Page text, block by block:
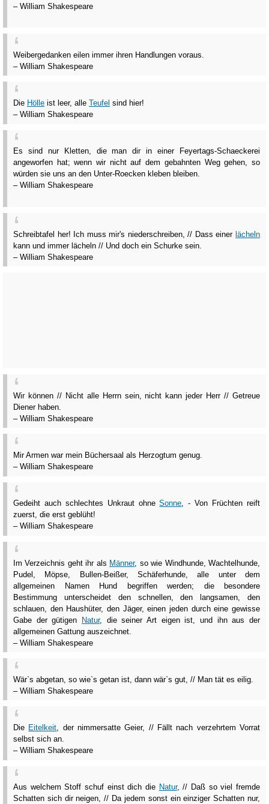
– William Shakespeare
Weibergedanken eilen immer ihren Handlungen voraus.
– William Shakespeare
Die Hölle ist leer, alle Teufel sind hier!
– William Shakespeare
Es sind nur Kletten, die man dir in einer Feyertags-Schaeckerei
angeworfen hat; wenn wir nicht auf dem gebahnten Weg gehen, so
würden sie uns an den Unter-Roecken kleben bleiben.
– William Shakespeare
Schreibtafel her! Ich muss mir's niederschreiben, // Dass einer lächeln
kann und immer lächeln // Und doch ein Schurke sein.
– William Shakespeare
Wir können // Nicht alle Herrn sein, nicht kann jeder Herr // Getreue
Diener haben.
– William Shakespeare
Mir Armen war mein Büchersaal als Herzogtum genug.
– William Shakespeare
Gedeiht auch schlechtes Unkraut ohneSonne, - Von Früchten reift
zuerst, die erst geblüht!
– William Shakespeare
Im Verzeichnis geht ihr als Männer, so wie Windhunde, Wachtelhunde,
Pudel, Möpse, Bullen-Beißer, Schäferhunde, alle unter dem
allgemeinen Namen Hund begriffen werden; die besondere
Bestimmung unterscheidet den schnellen, den langsamen, den
schlauen, den Haushüter, den Jäger, einen jeden durch eine gewisse
Gabe der gütigen Natur, die seiner Art eigen ist, und ihn aus der
allgemeinen Gattung auszeichnet.
– William Shakespeare
Wär`s abgetan, so wie`s getan ist, dann wär`s gut, // Man tät es eilig.
– William Shakespeare
Die Eitelkeit, der nimmersatte Geier, // Fällt nach verzehrtem Vorrat
selbst sich an.
– William Shakespeare
Aus welchem Stoff schuf einst dich die Natur, // Daß so viel fremde
Schatten sich dir neigen, // Da jedem sonst ein einziger Schatten nur,